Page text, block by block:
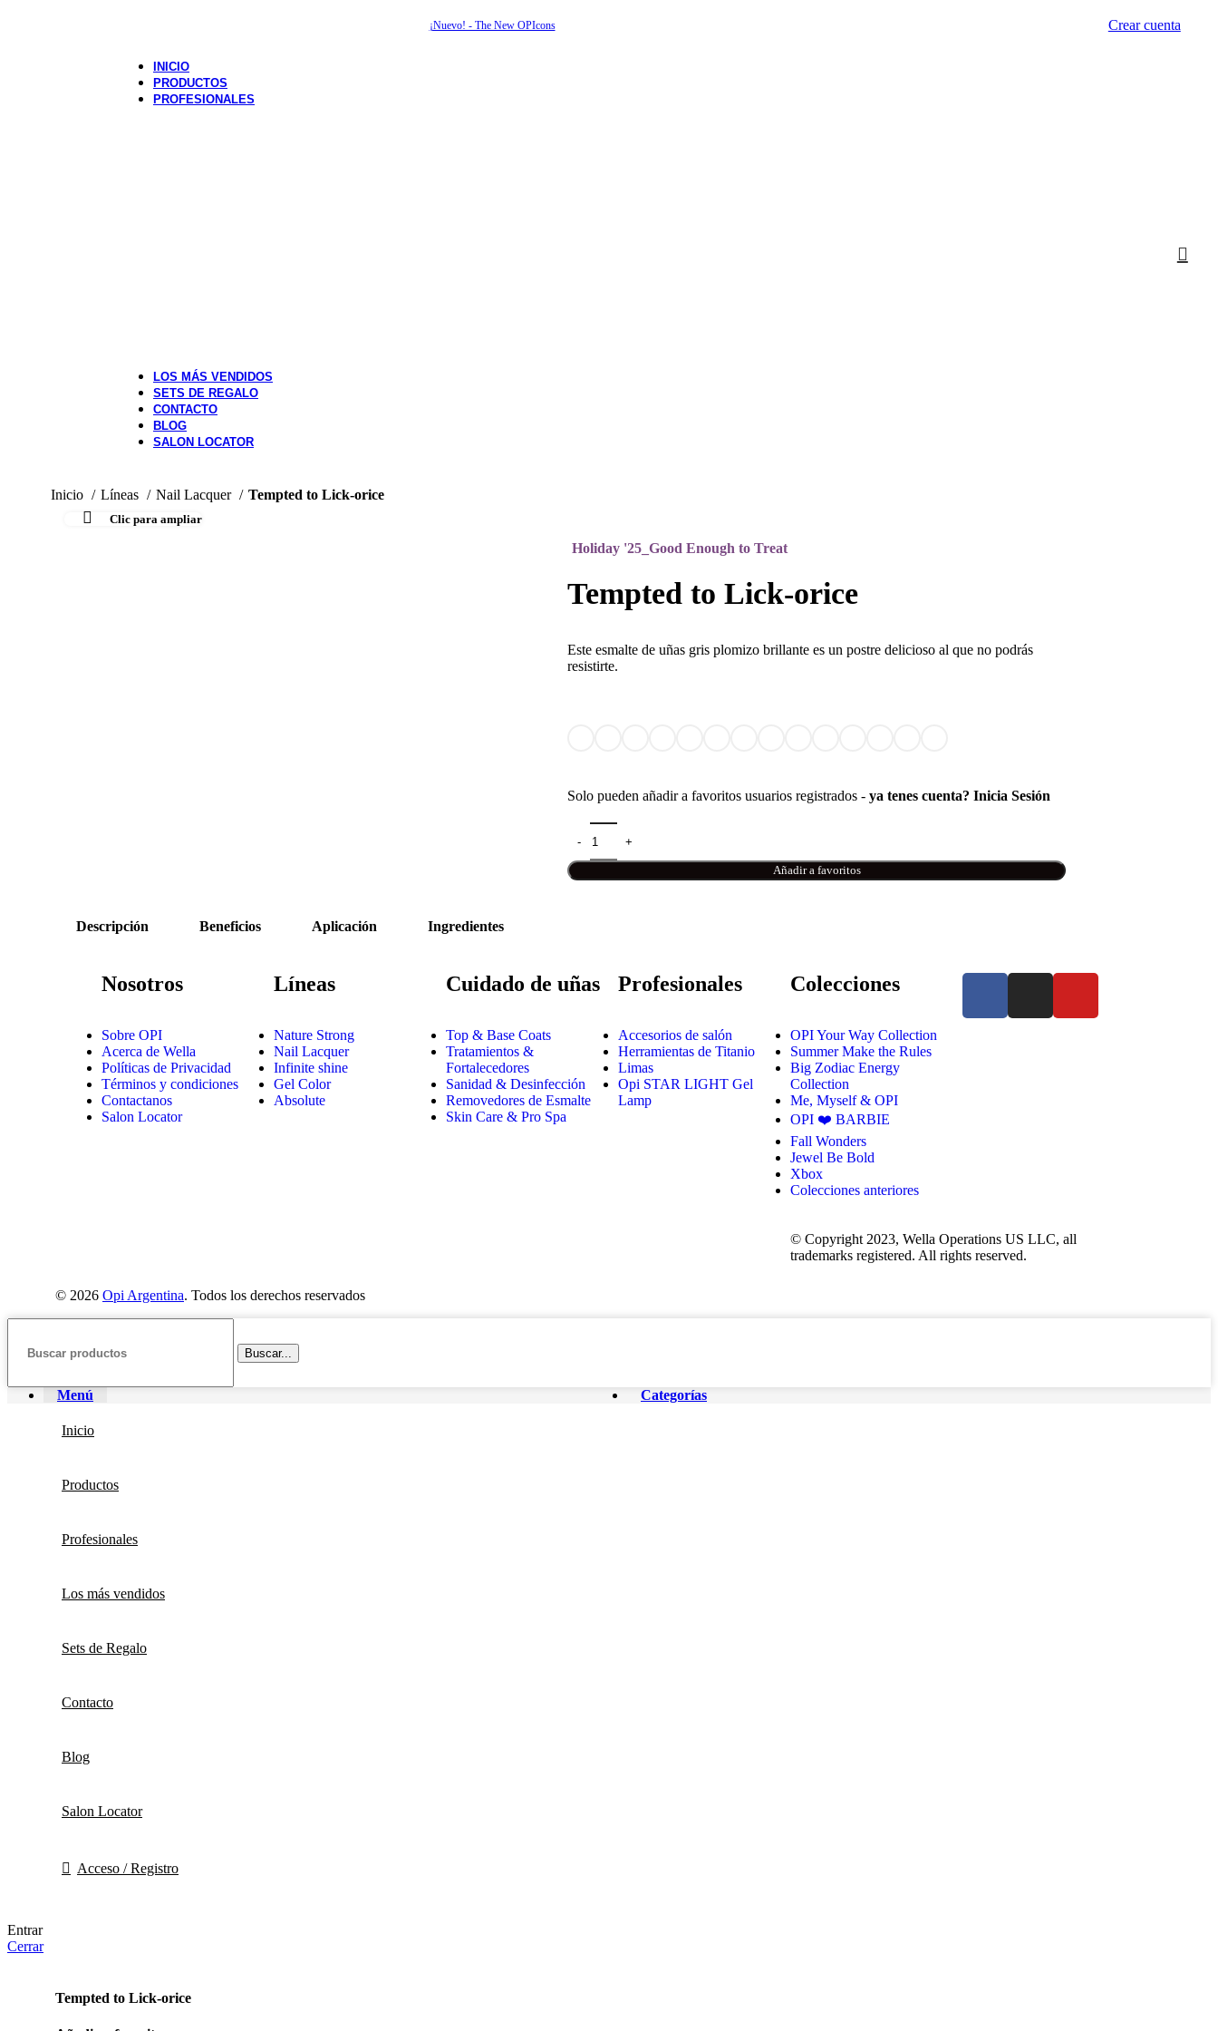
¡Nuevo! - The New OPIcons Crear cuenta
INICIO
PRODUCTOS
PROFESIONALES
LOS MÁS VENDIDOS
SETS DE REGALO
CONTACTO
BLOG
SALON LOCATOR
Inicio Líneas Nail Lacquer Tempted to Lick-orice
Clic para ampliar
Holiday '25_Good Enough to Treat
Tempted to Lick-orice
Este esmalte de uñas gris plomizo brillante es un postre delicioso al que no podrás
resistirte.
Solo pueden añadir a favoritos usuarios registrados - ya tenes cuenta? Inicia Sesión
Añadir a favoritos
Descripción Beneficios Aplicación Ingredientes
Nosotros
Sobre OPI
Acerca de Wella
Políticas de Privacidad
Términos y condiciones
Contactanos
Salon Locator
Líneas
Nature Strong
Nail Lacquer
Infinite shine
Gel Color
Absolute
Cuidado de uñas
Top & Base Coats
Tratamientos &
Fortalecedores
Sanidad & Desinfección
Removedores de Esmalte
Skin Care & Pro Spa
Profesionales
Accesorios de salón
Herramientas de Titanio
Limas
Opi STAR LIGHT Gel
Lamp
Colecciones
OPI Your Way Collection
Summer Make the Rules
Big Zodiac Energy
Collection
Me, Myself & OPI
OPI ❤️ BARBIE
Fall Wonders
Jewel Be Bold
Xbox
Colecciones anteriores
© Copyright 2023, Wella Operations US LLC, all
trademarks registered. All rights reserved.
© 2026 Opi Argentina. Todos los derechos reservados
Buscar...
Menú Categorías
Inicio
Productos
Profesionales
Los más vendidos
Sets de Regalo
Contacto
Blog
Salon Locator
Acceso / Registro
Entrar
Cerrar
Tempted to Lick-orice